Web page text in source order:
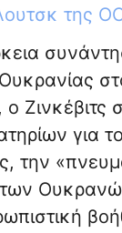
της
ο Ζινκέβιτς
για
την
των